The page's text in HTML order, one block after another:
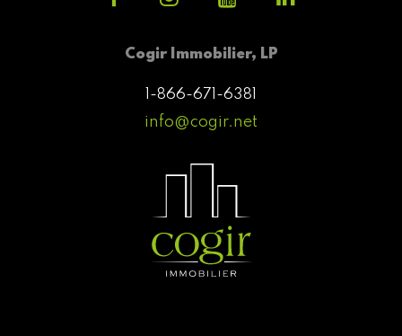
Cogir Immobilier, LP
1-866-671-6381
info@cogir.net